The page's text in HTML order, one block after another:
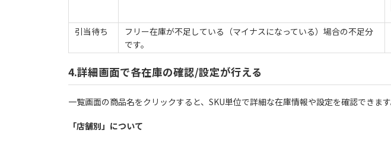
引当待ち
フリー在庫が不足している（マイナスになっている）場合の不足分
です。
4.詳細画面で各在庫の確認/設定が行える
一覧画面の商品名をクリックすると、SKU単位で詳細な在庫情報や設定を確認できます
「店舗別」について